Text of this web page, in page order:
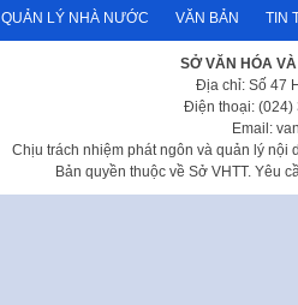
QUẢN LÝ NHÀ NƯỚC VĂN BẢN TIN
SỞ VĂN HÓA
Địa chỉ: Số 47
Điện thoại: (024)
Email:
Chịu trách nhiệm phát ngôn và quản lý nội
Bản quyền thuộc về Sở VHTT. Yêu